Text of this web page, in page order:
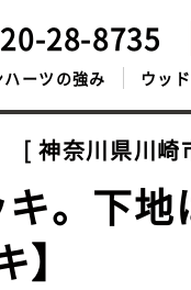
28-8735
ーツの強み ウッ
神奈川県川崎
。下地